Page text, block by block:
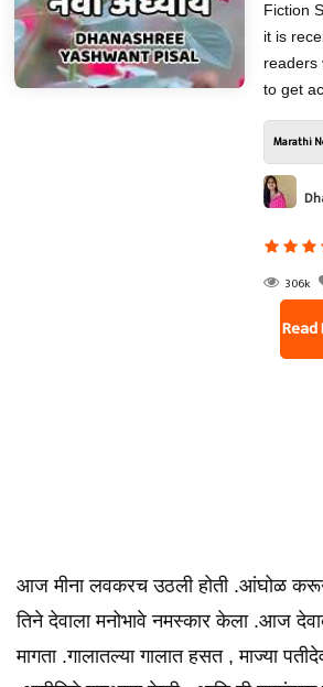
Fiction
it is
readers
to get
Marathi
306k
Read
आज मीना लवकरच उठली होती .आंघोळ
तिने देवाला मनोभावे नमस्कार केला .आज
मागता .गालातल्या गालात हसत , माज्या